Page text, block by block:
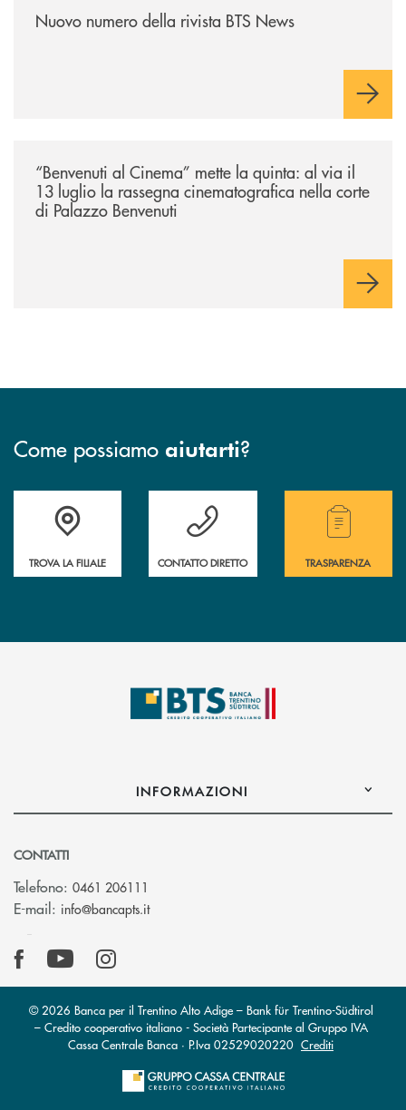
Nuovo numero della rivista BTS News
“Benvenuti al Cinema” mette la quinta: al via il
13 luglio la rassegna cinematografica nella corte
di Palazzo Benvenuti
Come possiamo aiutarti?
Accedi all' elenco completo delle filiali.
TROVA LA FILIALE
Hai bisogno di assistenza immediata?
CONTATTO DIRETTO
Hai bisogno di
TRASPARENZA
INFORMAZIONI
CONTATTI
Telefono: 0461 206111
E-mail: info@bancapts.it(si apre l’app di posta elettronica)
© 2026 Banca per il Trentino Alto Adige – Bank für Trentino-Südtirol
– Credito cooperativo italiano - Società Partecipante al Gruppo IVA
Cassa Centrale Banca · P.Iva 02529020220 Crediti